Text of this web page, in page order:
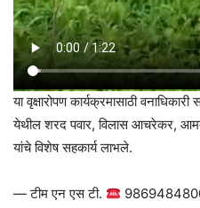
या वृक्षारोपण कार्यक्रमासाठी
येथील शरद पवार, विलास आचरेकर,
यांचे विशेष सहकार्य लाभले.
— टीम एन एस टी.